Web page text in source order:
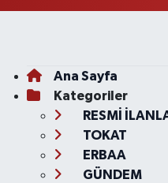
Ana Sayfa
Kategoriler
RESMİ
TOKAT
ERBAA
GÜNDEM